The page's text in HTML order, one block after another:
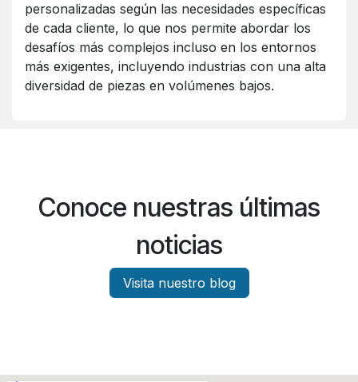
personalizadas según las necesidades específicas
de cada cliente, lo que nos permite abordar los
desafíos más complejos incluso en los entornos
más exigentes, incluyendo industrias con una alta
diversidad de piezas en volúmenes bajos.
Conoce nuestras últimas
noticias
Visita nuestro blog